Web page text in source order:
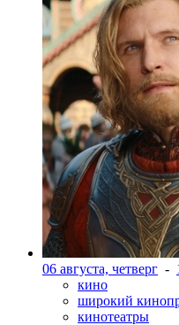
06 августа, четверг -
кино
широкий
кинотеатры